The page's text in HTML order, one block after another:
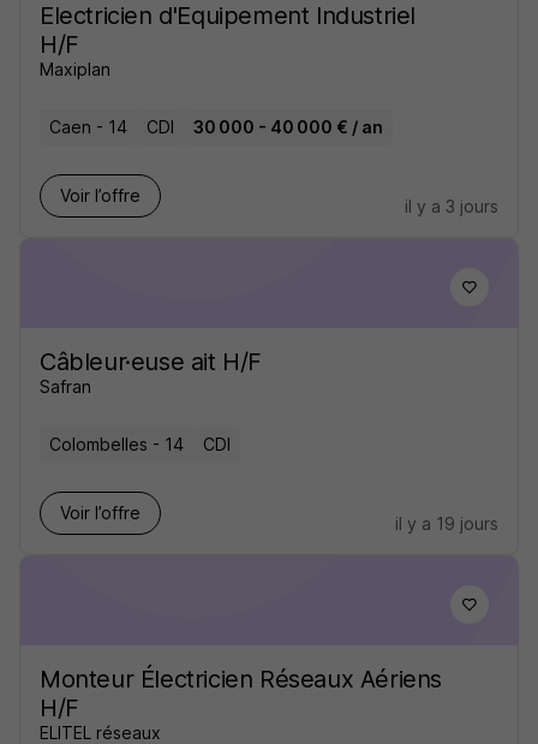
Electricien d'Equipement Industriel
H/F
Maxiplan
Caen - 14 CDI 30 000 - 40 000 € / an
Voir l’offre
il y a 3 jours
Câbleur·euse ait H/F
Safran
Colombelles - 14 CDI
Voir l’offre
il y a 19 jours
Monteur Électricien Réseaux Aériens
H/F
ELITEL réseaux